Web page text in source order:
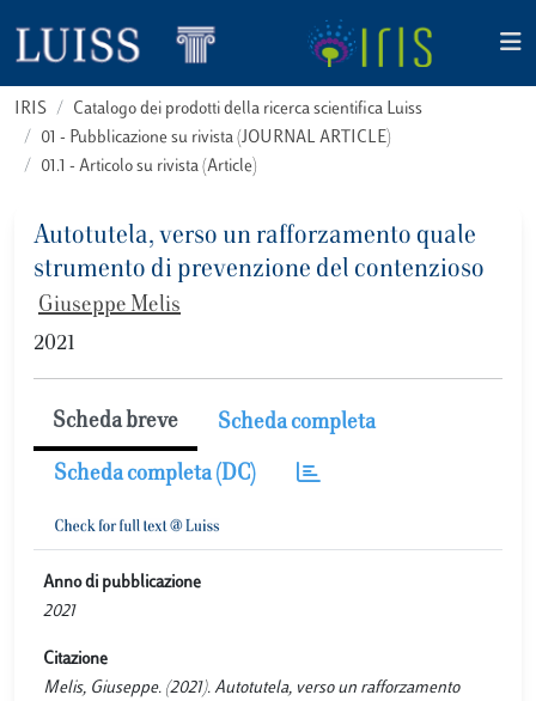
IRIS
Catalogo dei prodotti della ricerca scientifica Luiss
01 - Pubblicazione su rivista (JOURNAL ARTICLE)
01.1 - Articolo su rivista (Article)
Autotutela, verso un rafforzamento quale
strumento di prevenzione del contenzioso
Giuseppe Melis
2021
Scheda breve Scheda completa
Scheda completa (DC)
Anno di pubblicazione
2021
Citazione
Melis, Giuseppe. (2021). Autotutela, verso un rafforzamento